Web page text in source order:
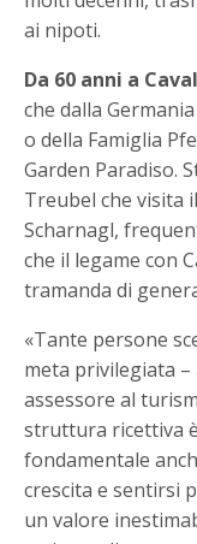
ai nipoti.
Da 60 anni a
che dalla
o della Famiglia
Garden Paradiso.
Treubel che visita
Scharnagl,
che il legame con
tramanda di
«Tante persone
meta privilegiata
assessore al
struttura ricettiva
fondamentale
crescita e sentirsi
un valore